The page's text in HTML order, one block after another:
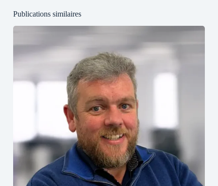
Publications similaires